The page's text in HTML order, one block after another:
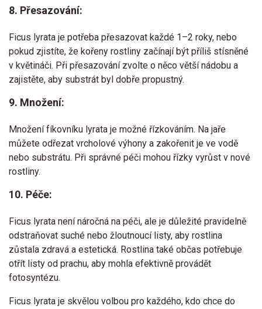
8. Přesazování:
Ficus lyrata je potřeba přesazovat každé 1–2 roky, nebo
pokud zjistíte, že kořeny rostliny začínají být příliš stísněné
v květináči. Při přesazování zvolte o něco větší nádobu a
zajistěte, aby substrát byl dobře propustný.
9. Množení:
Množení fíkovníku lyrata je možné řízkováním. Na jaře
můžete odřezat vrcholové výhony a zakořenit je ve vodě
nebo substrátu. Při správné péči mohou řízky vyrůst v nové
rostliny.
10. Péče:
Ficus lyrata není náročná na péči, ale je důležité pravidelně
odstraňovat suché nebo žloutnoucí listy, aby rostlina
zůstala zdravá a estetická. Rostlina také občas potřebuje
otřít listy od prachu, aby mohla efektivně provádět
fotosyntézu.
Ficus lyrata je skvělou volbou pro každého, kdo chce do